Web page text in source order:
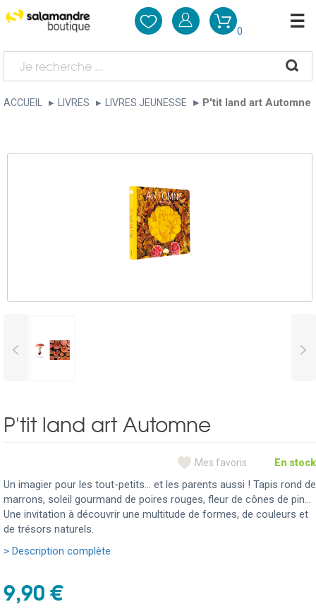
0
ACCUEIL LIVRES LIVRES JEUNESSE P'tit land art Automne
< >
P'tit land art Automne
Mes favoris En stock
Un imagier pour les tout-petits... et les parents aussi ! Tapis rond de
marrons, soleil gourmand de poires rouges, fleur de cônes de pin...
Une invitation à découvrir une multitude de formes, de couleurs et
de trésors naturels.
> Description complète
9,90 €